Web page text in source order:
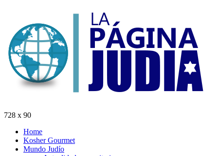
728 x 90
Home
Kosher Gourmet
Mundo Judío